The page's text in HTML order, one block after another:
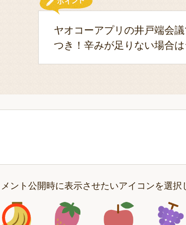
ヤオコーアプリの井戸端会
つき！辛みが足りない場合
ント公開時に表示させたいアイコンを選択
アイコン1 アイコン2 アイコン3